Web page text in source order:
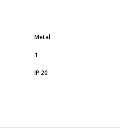
Metal
1
IP 20